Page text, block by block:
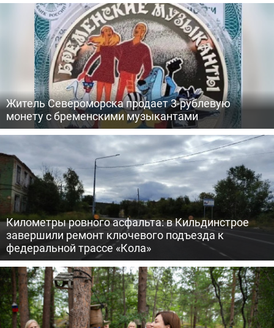
Житель Североморска продает 3-рублевую
монету с бременскими музыкантами
Километры ровного асфальта: в Кильдинстрое
завершили ремонт ключевого подъезда к
федеральной трассе «Кола»